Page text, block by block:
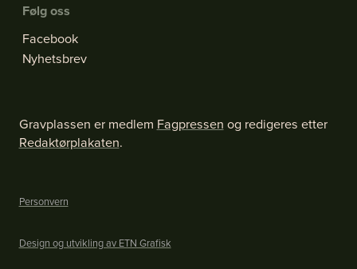
Følg oss
Facebook
Nyhetsbrev
Gravplassen er medlem Fagpressen og redigeres etter
Redaktørplakaten.
Personvern
Design og utvikling av ETN Grafisk